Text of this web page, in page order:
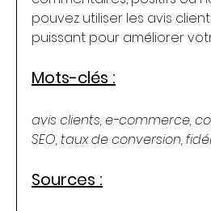
pouvez utiliser les avis
puissant pour améliorer
Mots-clés :
avis clients, e-commerce,
SEO, taux de conversion,
Sources :